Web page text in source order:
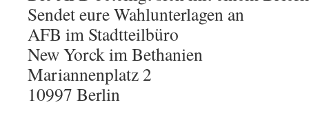
Sendet eure Wahlunterlagen an
AFB im Stadtteilbüro
New Yorck im Bethanien
Mariannenplatz 2
10997 Berlin